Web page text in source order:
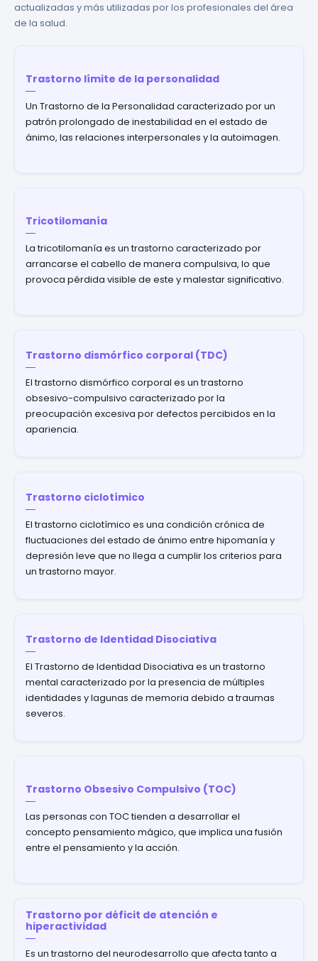
actualizadas y más utilizadas por los profesionales del área
de la salud.
Trastorno límite de la personalidad
Un Trastorno de la Personalidad caracterizado por un
patrón prolongado de inestabilidad en el estado de
ánimo, las relaciones interpersonales y la autoimagen.
Tricotilomanía
La tricotilomanía es un trastorno caracterizado por
arrancarse el cabello de manera compulsiva, lo que
provoca pérdida visible de este y malestar significativo.
Trastorno dismórfico corporal (TDC)
El trastorno dismórfico corporal es un trastorno
obsesivo-compulsivo caracterizado por la
preocupación excesiva por defectos percibidos en la
apariencia.
Trastorno ciclotímico
El trastorno ciclotímico es una condición crónica de
fluctuaciones del estado de ánimo entre hipomanía y
depresión leve que no llega a cumplir los criterios para
un trastorno mayor.
Trastorno de Identidad Disociativa
El Trastorno de Identidad Disociativa es un trastorno
mental caracterizado por la presencia de múltiples
identidades y lagunas de memoria debido a traumas
severos.
Trastorno Obsesivo Compulsivo (TOC)
Las personas con TOC tienden a desarrollar el
concepto pensamiento mágico, que implica una fusión
entre el pensamiento y la acción.
Trastorno por déficit de atención e
hiperactividad
Es un trastorno del neurodesarrollo que afecta tanto a